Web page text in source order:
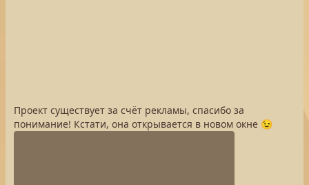
Проект существует за счёт рекламы, спасибо за
понимание! Кстати, она открывается в новом окне 😉